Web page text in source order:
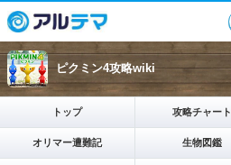
ピクミン4攻略wiki
トップ 攻略チャート
オリマー遭難記 生物図鑑